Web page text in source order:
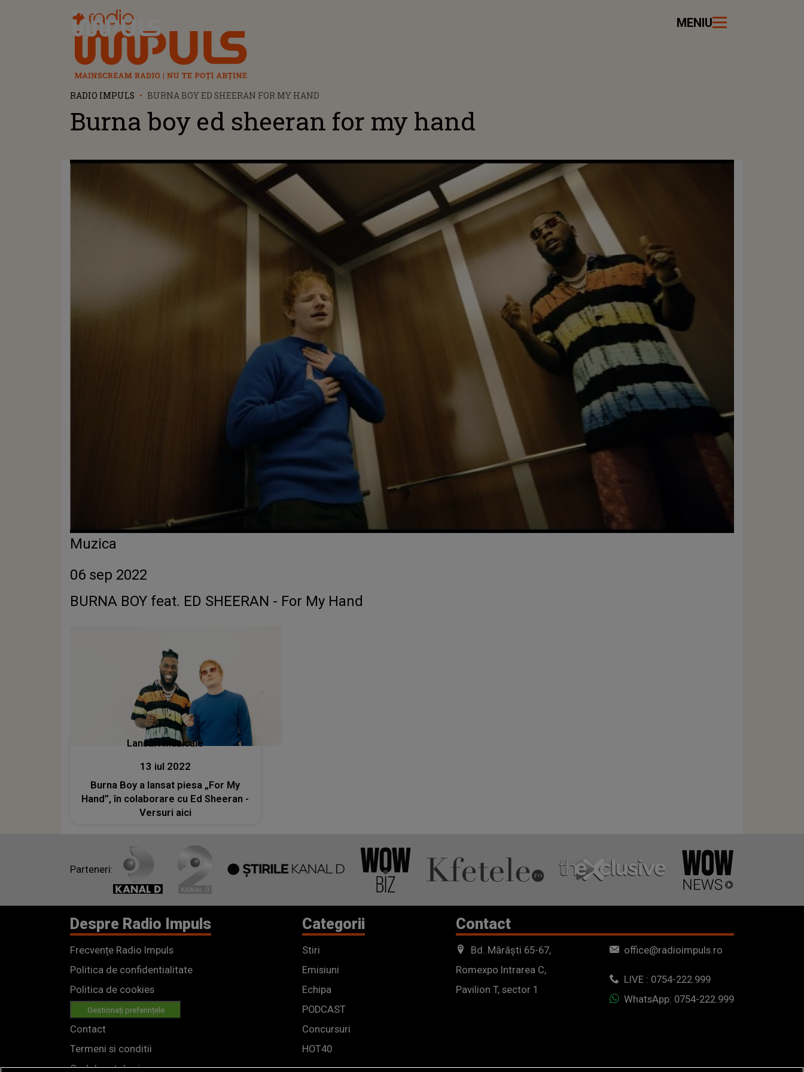
Radio Impuls MENIU
RADIO IMPULS BURNA BOY ED SHEERAN FOR MY HAND
Burna boy ed sheeran for my hand
Muzica
06 sep 2022
BURNA BOY feat. ED SHEERAN - For My Hand
Lansări muzicale
13 iul 2022
Burna Boy a lansat piesa „For My
Hand”, în colaborare cu Ed Sheeran -
Versuri aici
Parteneri:
Despre Radio Impuls
Frecvențe Radio Impuls
Politica de confidentialitate
Politica de cookies
Gestionați preferințele
Contact
Termeni si conditii
Cod deontologic
Categorii
Stiri
Emisiuni
Echipa
PODCAST
Concursuri
HOT40
Contact
Bd. Mărăști 65-67,
Romexpo Intrarea C,
Pavilion T, sector 1
office@radioimpuls.ro
LIVE : 0754-222.999
WhatsApp: 0754-222.999